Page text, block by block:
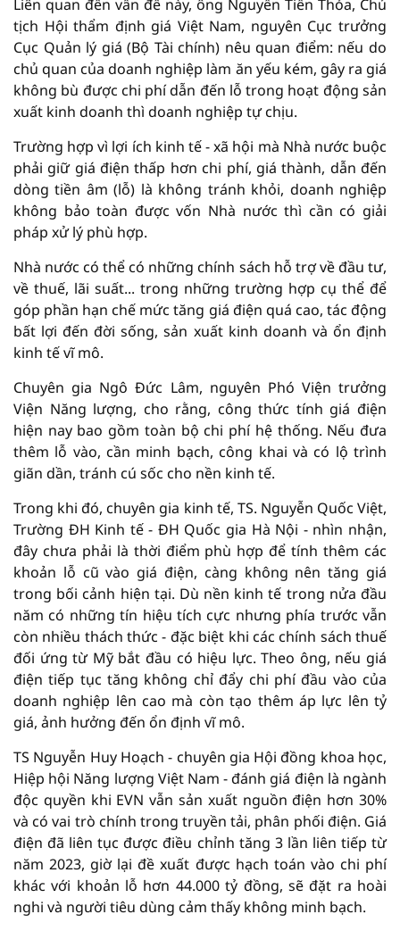
Liên quan đến vấn đề này, ông Nguyễn Tiến Thỏa, Chủ
tịch Hội thẩm định giá Việt Nam, nguyên Cục trưởng
Cục Quản lý giá (Bộ Tài chính) nêu quan điểm: nếu do
chủ quan của doanh nghiệp làm ăn yếu kém, gây ra giá
không bù được chi phí dẫn đến lỗ trong hoạt động sản
xuất kinh doanh thì doanh nghiệp tự chịu.
Trường hợp vì lợi ích kinh tế - xã hội mà Nhà nước buộc
phải giữ giá điện thấp hơn chi phí, giá thành, dẫn đến
dòng tiền âm (lỗ) là không tránh khỏi, doanh nghiệp
không bảo toàn được vốn Nhà nước thì cần có giải
pháp xử lý phù hợp.
Nhà nước có thể có những chính sách hỗ trợ về đầu tư,
về thuế, lãi suất... trong những trường hợp cụ thể để
góp phần hạn chế mức tăng giá điện quá cao, tác động
bất lợi đến đời sống, sản xuất kinh doanh và ổn định
kinh tế vĩ mô.
Chuyên gia Ngô Đức Lâm, nguyên Phó Viện trưởng
Viện Năng lượng, cho rằng, công thức tính giá điện
hiện nay bao gồm toàn bộ chi phí hệ thống. Nếu đưa
thêm lỗ vào, cần minh bạch, công khai và có lộ trình
giãn dần, tránh cú sốc cho nền kinh tế.
Trong khi đó, chuyên gia kinh tế, TS. Nguyễn Quốc Việt,
Trường ĐH Kinh tế - ĐH Quốc gia Hà Nội - nhìn nhận,
đây chưa phải là thời điểm phù hợp để tính thêm các
khoản lỗ cũ vào giá điện, càng không nên tăng giá
trong bối cảnh hiện tại. Dù nền kinh tế trong nửa đầu
năm có những tín hiệu tích cực nhưng phía trước vẫn
còn nhiều thách thức - đặc biệt khi các chính sách thuế
đối ứng từ Mỹ bắt đầu có hiệu lực. Theo ông, nếu giá
điện tiếp tục tăng không chỉ đẩy chi phí đầu vào của
doanh nghiệp lên cao mà còn tạo thêm áp lực lên tỷ
giá, ảnh hưởng đến ổn định vĩ mô.
TS Nguyễn Huy Hoạch - chuyên gia Hội đồng khoa học,
Hiệp hội Năng lượng Việt Nam - đánh giá điện là ngành
độc quyền khi EVN vẫn sản xuất nguồn điện hơn 30%
và có vai trò chính trong truyền tải, phân phối điện. Giá
điện đã liên tục được điều chỉnh tăng 3 lần liên tiếp từ
năm 2023, giờ lại đề xuất được hạch toán vào chi phí
khác với khoản lỗ hơn 44.000 tỷ đồng, sẽ đặt ra hoài
nghi và người tiêu dùng cảm thấy không minh bạch.